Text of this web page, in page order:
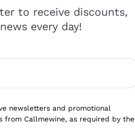
to receive discounts,
every day!
newsletters and promotional
from Callmewine, as required by the